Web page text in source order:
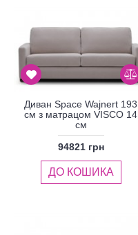
Диван Space Wajnert 193
см з матрацом VISCO 14
см
94821 грн
ДО КОШИКА